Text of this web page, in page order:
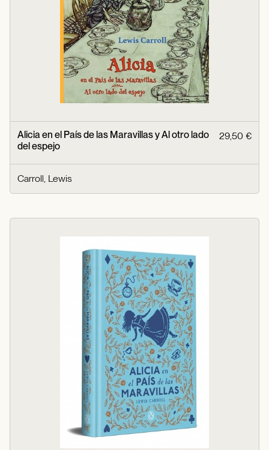
Alicia en el País de las Maravillas y Al otro lado
del espejo
29,50 €
Carroll, Lewis